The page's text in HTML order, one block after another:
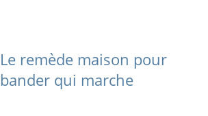
Le remède maison pour
bander qui marche